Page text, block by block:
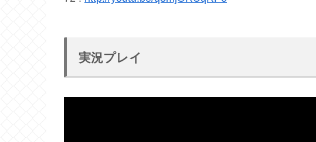
実況プレイ